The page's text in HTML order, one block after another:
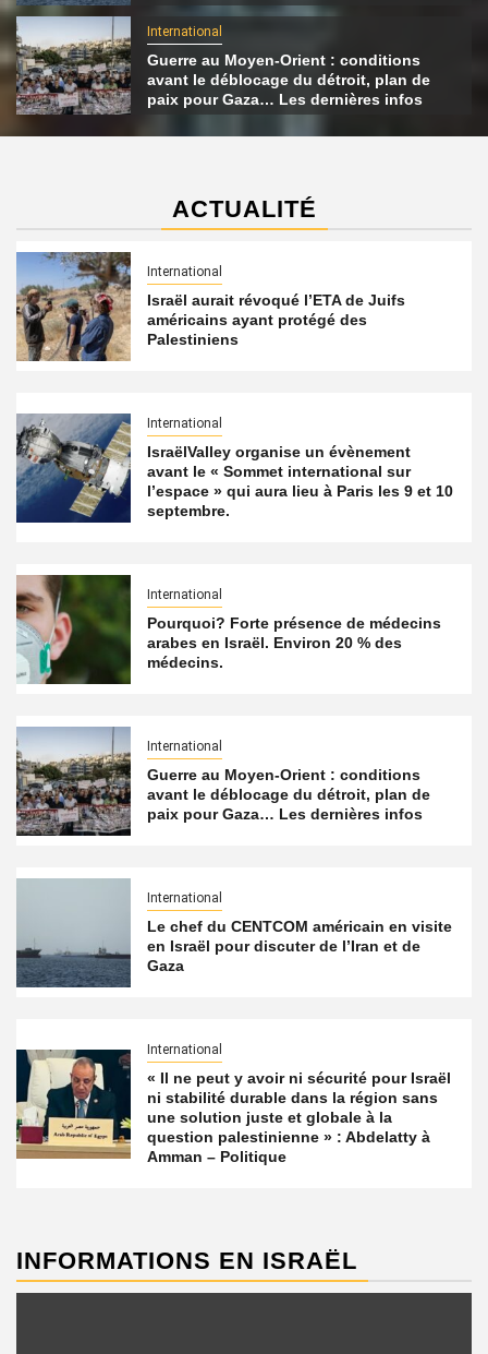
International
Guerre au Moyen-Orient : conditions
avant le déblocage du détroit, plan de
paix pour Gaza… Les dernières infos
ACTUALITÉ
International
Israël aurait révoqué l’ETA de Juifs
américains ayant protégé des
Palestiniens
International
IsraëlValley organise un évènement
avant le « Sommet international sur
l’espace » qui aura lieu à Paris les 9 et 10
septembre.
International
Pourquoi? Forte présence de médecins
arabes en Israël. Environ 20 % des
médecins.
International
Guerre au Moyen-Orient : conditions
avant le déblocage du détroit, plan de
paix pour Gaza… Les dernières infos
International
Le chef du CENTCOM américain en visite
en Israël pour discuter de l’Iran et de
Gaza
International
« Il ne peut y avoir ni sécurité pour Israël
ni stabilité durable dans la région sans
une solution juste et globale à la
question palestinienne » : Abdelatty à
Amman – Politique
INFORMATIONS EN ISRAËL